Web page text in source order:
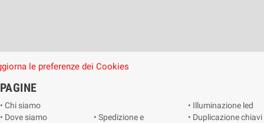
le preferenze dei Cookies
PAGINE
• Chi siamo
• Dove siamo
• Spedizione e
• Illuminazione led
• Duplicazione chiavi